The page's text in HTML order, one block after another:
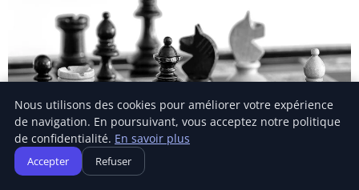
VIE D'ENTREPRISE
Nous utilisons des cookies pour améliorer votre expérience
de navigation. En poursuivant, vous acceptez notre politique
de confidentialité. En savoir plus
Accepter Refuser